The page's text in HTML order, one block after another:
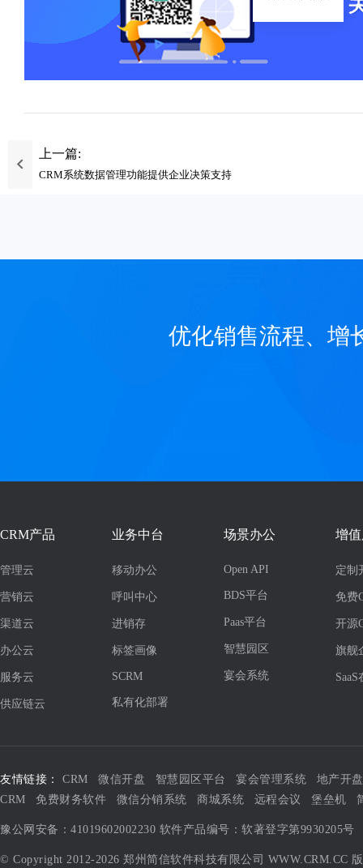
上一篇:
CRM系统数据管理功能提供企业决策支持
优化销售流程、增
CRM产品
管理云
营销云
渠道云
办公云
服务云
供应链云
业务中台
移动办公
呼叫中心
进销存
标签画像
SCRM
私有化部署
场景办公
Open API
BDS平台
Paas平台
智慧园区
宴会系统
增
定制
免费
开源
旗舰
友情链接： CRM 微信开盘 智慧园区平台 宴会管理系统
地产开
CRM
免费财务软件 微信分销系统 商城系统 远程会议 堡垒机
豫公网安备：41019602002230 软件产品编号：软著登字第9930205号
© Copyright 2012-2026 郑州简信软件科技有限公司 WWW.CRM.CC